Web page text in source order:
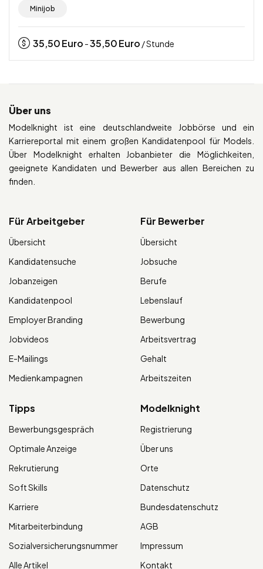
Minijob
35,50Euro -35,50Euro / Stunde
Über uns
Modelknight ist eine deutschlandweite Jobbörse und ein
Karriereportal mit einem großen Kandidatenpool für Models.
Über Modelknight erhalten Jobanbieter die Möglichkeiten,
geeignete Kandidaten und Bewerber aus allen Bereichen zu
finden.
Für Arbeitgeber
Übersicht
Kandidatensuche
Jobanzeigen
Kandidatenpool
Employer Branding
Jobvideos
E-Mailings
Medienkampagnen
Für Bewerber
Übersicht
Jobsuche
Berufe
Lebenslauf
Bewerbung
Arbeitsvertrag
Gehalt
Arbeitszeiten
Tipps
Bewerbungsgespräch
Optimale Anzeige
Rekrutierung
Soft Skills
Karriere
Mitarbeiterbindung
Sozialversicherungsnummer
Alle Artikel
Modelknight
Registrierung
Über uns
Orte
Datenschutz
Bundesdatenschutz
AGB
Impressum
Kontakt